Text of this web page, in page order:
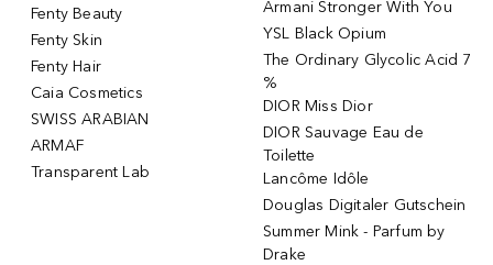
Fenty Beauty
Fenty Skin
Fenty Hair
Caia Cosmetics
SWISS ARABIAN
ARMAF
Transparent Lab
Armani Stronger With You
YSL Black Opium
The Ordinary Glycolic Acid 7
%
DIOR Miss Dior
DIOR Sauvage Eau de
Toilette
Lancôme Idôle
Douglas Digitaler Gutschein
Summer Mink - Parfum by
Drake